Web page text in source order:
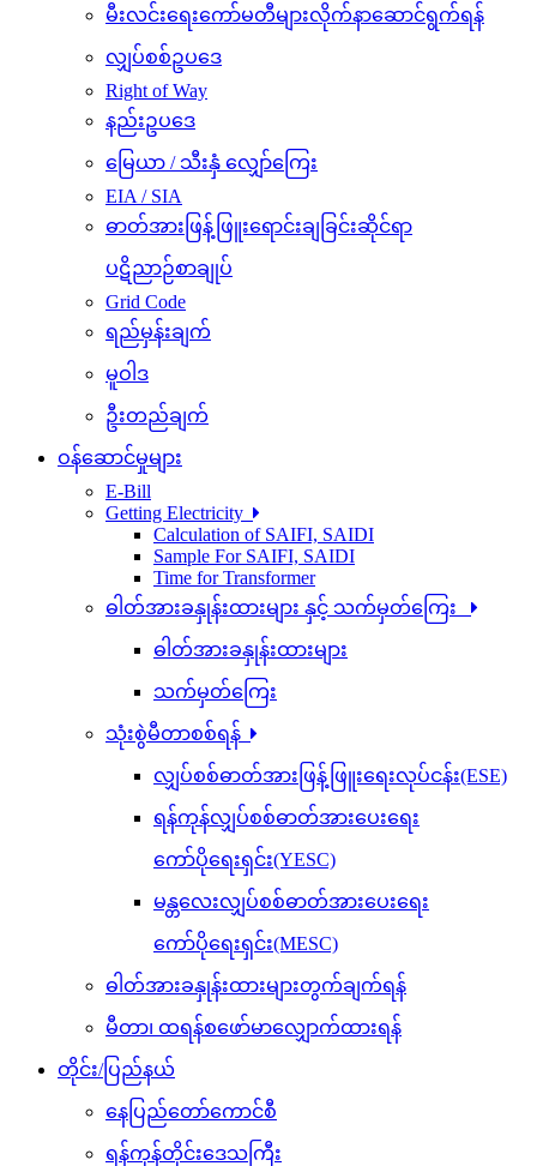
မီးလင်းရေးကော်မတီများလိုက်နာဆောင်ရွက်ရန်
လျှပ်စစ်ဥပဒေ
Right of Way
နည်းဥပဒေ
မြေယာ / သီးနှံ လျှော်ကြေး
EIA / SIA
ဓာတ်အားဖြန့်ဖြူးရောင်းချခြင်းဆိုင်ရာ
ပဋိညာဉ်စာချုပ်
Grid Code
ရည်မှန်းချက်
မူဝါဒ
ဦးတည်ချက်
ဝန်ဆောင်မှုများ
E-Bill
Getting Electricity
Calculation of SAIFI, SAIDI
Sample For SAIFI, SAIDI
Time for Transformer
ဓါတ်အားခနှုန်းထားများ နှင့် သက်မှတ်ကြေး
ဓါတ်အားခနှုန်းထားများ
သက်မှတ်ကြေး
သုံးစွဲမီတာစစ်ရန်
လျှပ်စစ်ဓာတ်အားဖြန့်ဖြူးရေးလုပ်ငန်း(ESE)
ရန်ကုန်လျှပ်စစ်ဓာတ်အားပေးရေး
ကော်ပိုရေးရှင်း(YESC)
မန္တလေးလျှပ်စစ်ဓာတ်အားပေးရေး
ကော်ပိုရေးရှင်း(MESC)
ဓါတ်အားခနှုန်းထားများတွက်ချက်ရန်
မီတာ၊ ထရန်စဖော်မာလျှောက်ထားရန်
တိုင်း/ပြည်နယ်
နေပြည်တော်ကောင်စီ
ရန်ကုန်တိုင်းဒေသကြီး